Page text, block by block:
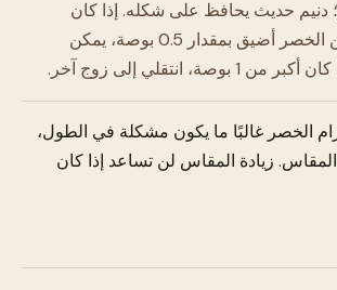
دنيم حديث يحافظ على شكله. إذا كان
المقاس قريبًا ولكن الخصر أضيق بمقدار 0.5 بوصة، يمكن
انتقلي إلى زوج آخر.
الخصر غالبًا ما يكون مشكلة في الطول،
زيادة المقاس لن تساعد إذا كان